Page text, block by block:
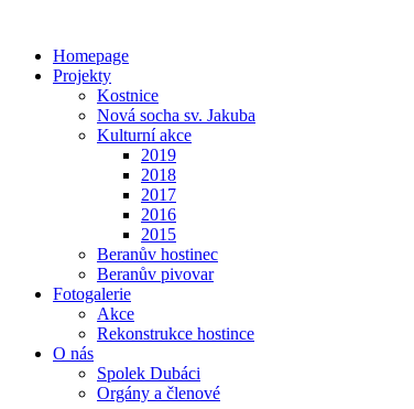
Homepage
Projekty
Kostnice
Nová socha sv. Jakuba
Kulturní akce
2019
2018
2017
2016
2015
Beranův hostinec
Beranův pivovar
Fotogalerie
Akce
Rekonstrukce hostince
O nás
Spolek Dubáci
Orgány a členové